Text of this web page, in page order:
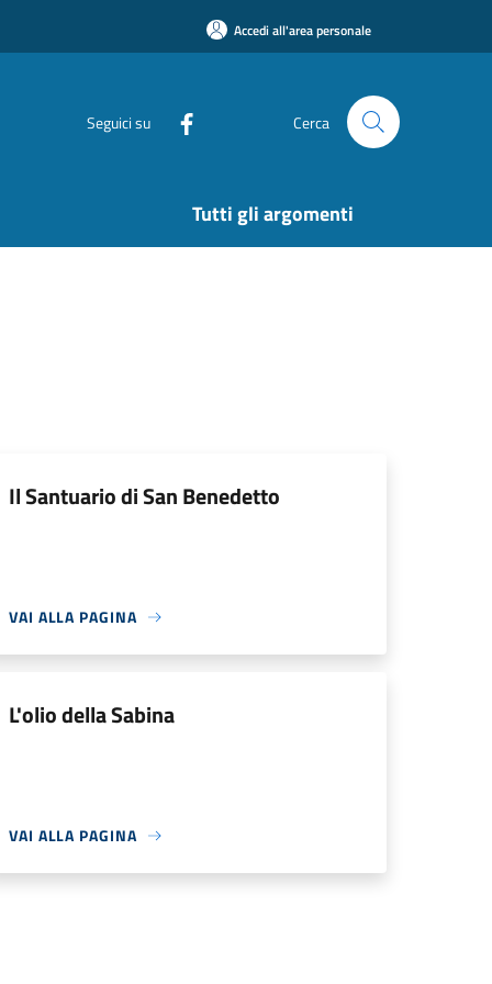
Accedi all'area personale
Seguici su Cerca
Tutti gli argomenti
Il Santuario di San Benedetto
VAI ALLA PAGINA
L'olio della Sabina
VAI ALLA PAGINA